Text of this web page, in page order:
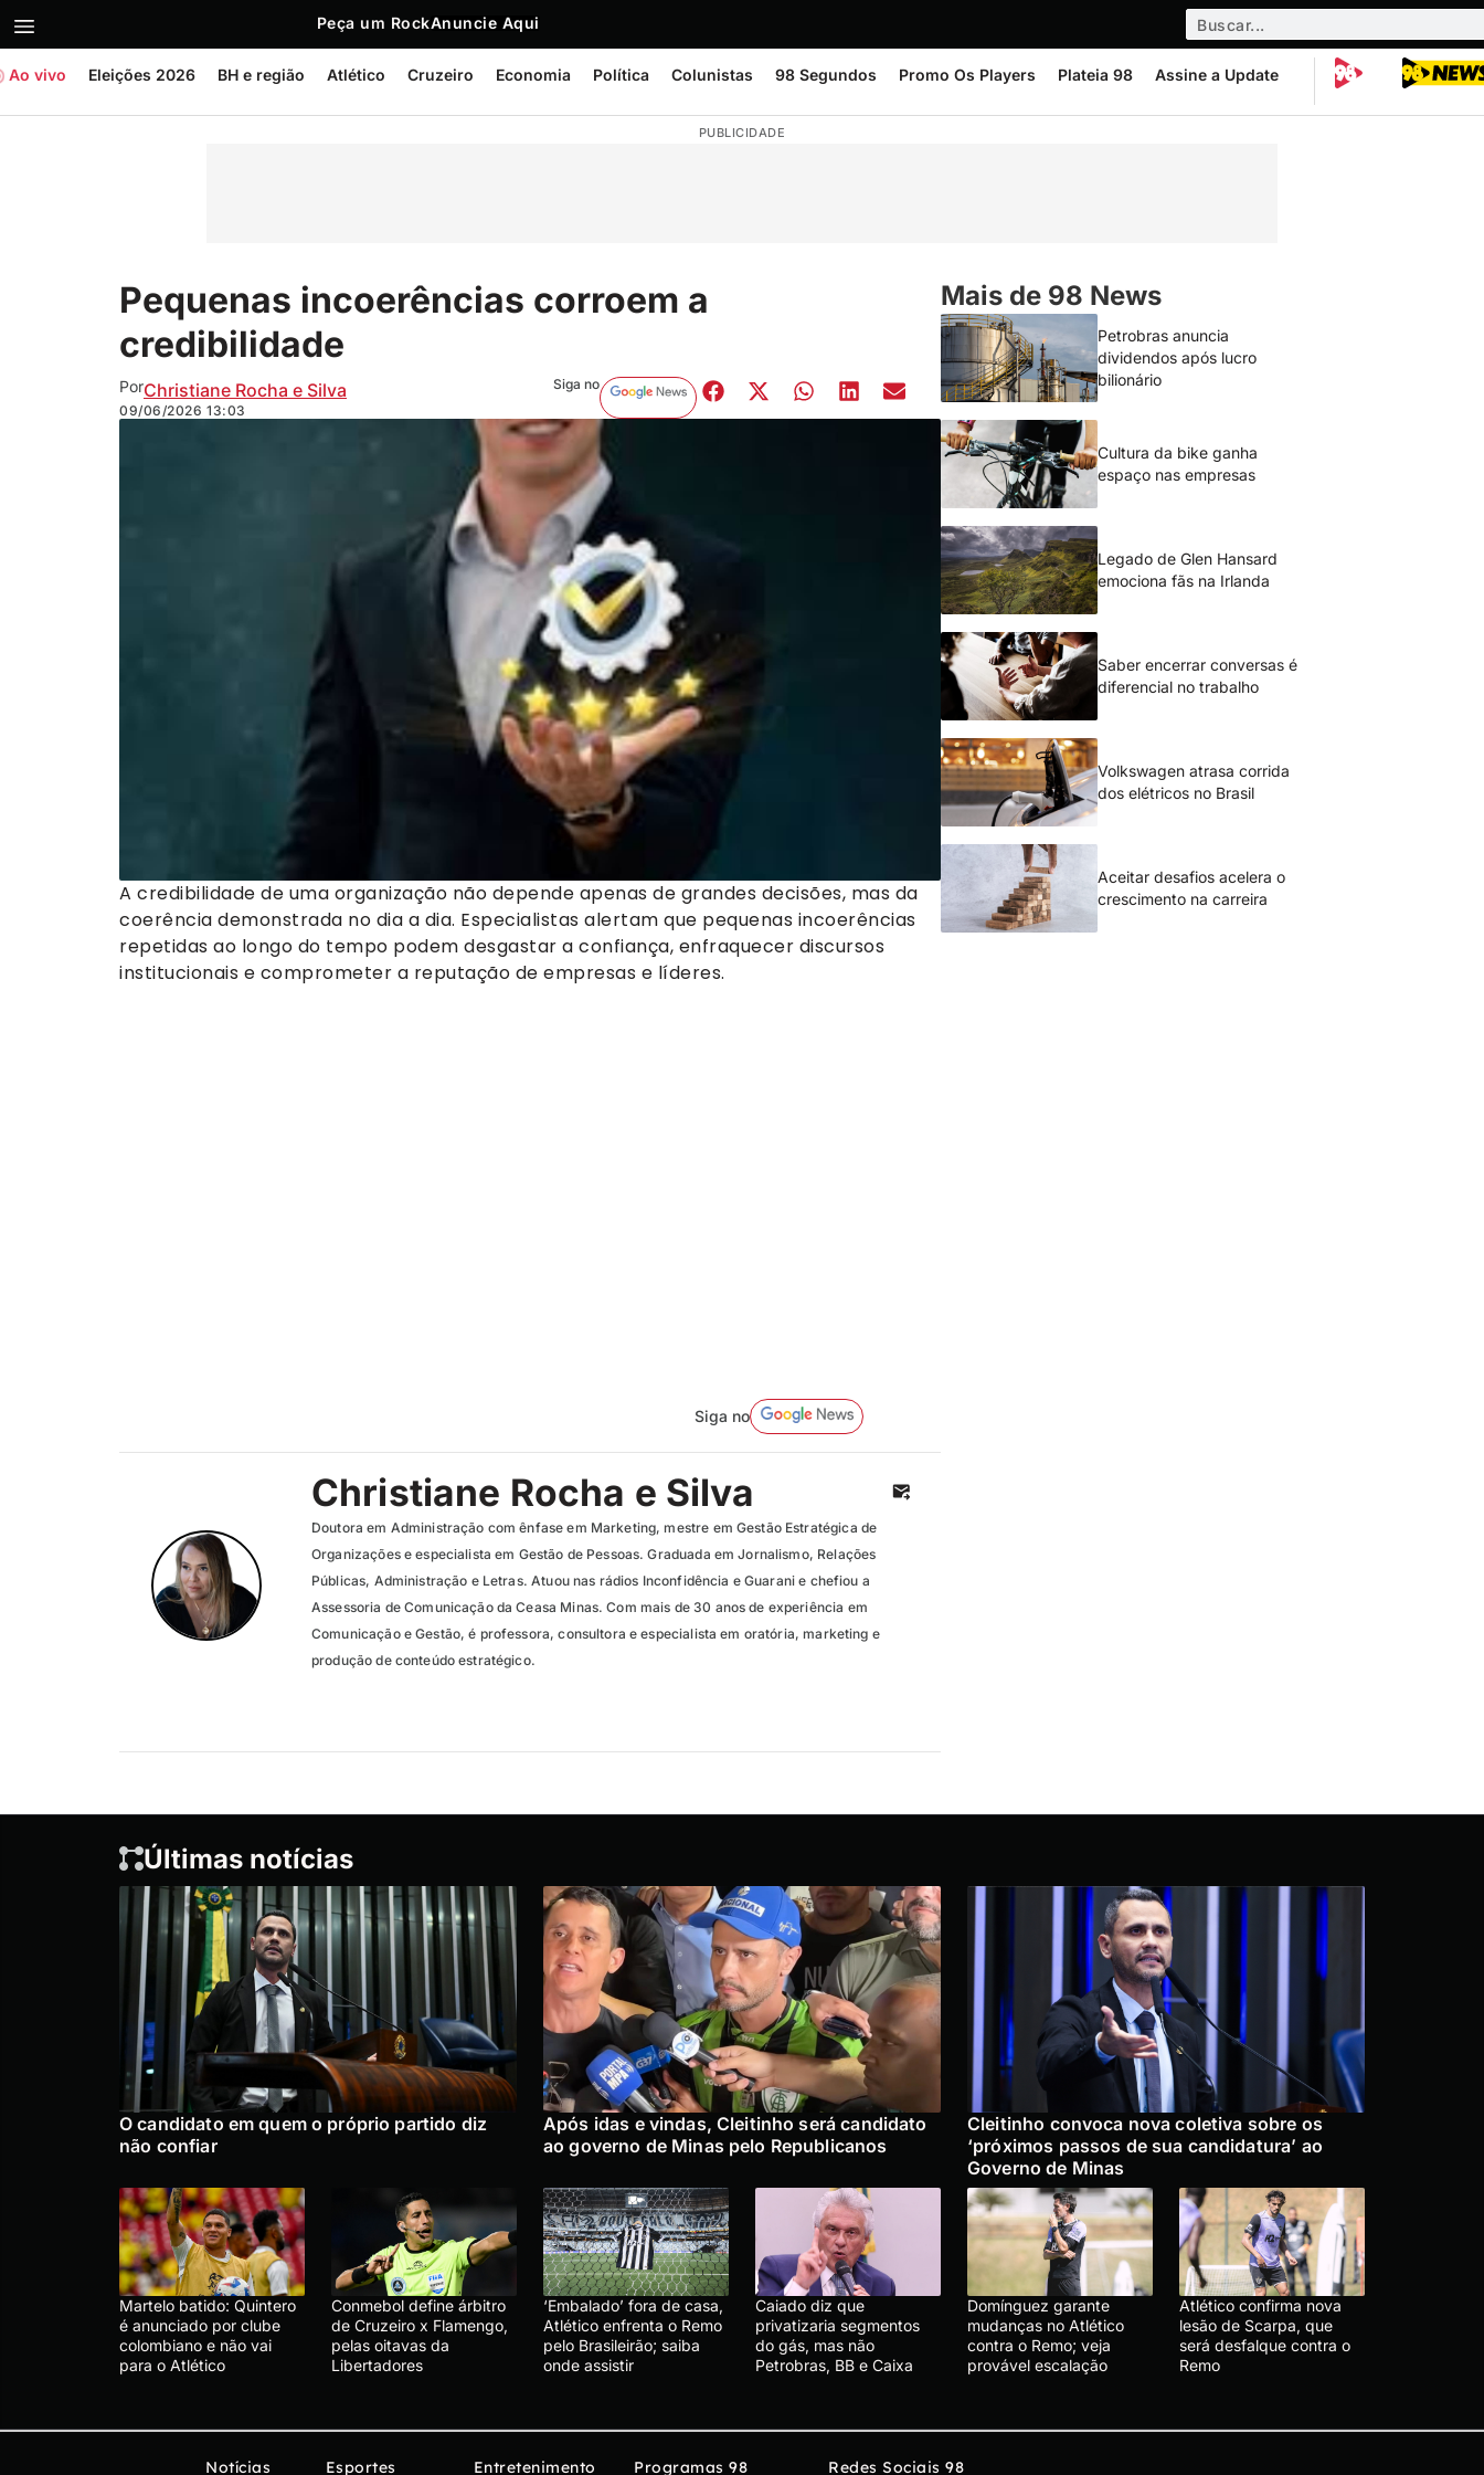
Peça um RockAnuncie Aqui
Ao vivo Eleições 2026 BH e região Atlético Cruzeiro Economia Política Colunistas 98 Segundos Promo Os Players Plateia 98 Assine a Update
PUBLICIDADE
Pequenas incoerências corroem a
credibilidade
PorChristiane Rocha e Silva
09/06/2026 13:03
Siga no
A credibilidade de uma organização não depende apenas de grandes decisões, mas da
coerência demonstrada no dia a dia. Especialistas alertam que pequenas incoerências
repetidas ao longo do tempo podem desgastar a confiança, enfraquecer discursos
institucionais e comprometer a reputação de empresas e líderes.
Siga no
Christiane Rocha e Silva
Doutora em Administração com ênfase em Marketing, mestre em Gestão Estratégica de
Organizações e especialista em Gestão de Pessoas. Graduada em Jornalismo, Relações
Públicas, Administração e Letras. Atuou nas rádios Inconfidência e Guarani e chefiou a
Assessoria de Comunicação da Ceasa Minas. Com mais de 30 anos de experiência em
Comunicação e Gestão, é professora, consultora e especialista em oratória, marketing e
produção de conteúdo estratégico.
Mais de 98 News
Petrobras anuncia
dividendos após lucro
bilionário
Cultura da bike ganha
espaço nas empresas
Legado de Glen Hansard
emociona fãs na Irlanda
Saber encerrar conversas é
diferencial no trabalho
Volkswagen atrasa corrida
dos elétricos no Brasil
Aceitar desafios acelera o
crescimento na carreira
Últimas notícias
O candidato em quem o próprio partido diz
não confiar
Após idas e vindas, Cleitinho será candidato
ao governo de Minas pelo Republicanos
Cleitinho convoca nova coletiva sobre os
‘próximos passos de sua candidatura’ ao
Governo de Minas
Martelo batido: Quintero
é anunciado por clube
colombiano e não vai
para o Atlético
Conmebol define árbitro
de Cruzeiro x Flamengo,
pelas oitavas da
Libertadores
‘Embalado’ fora de casa,
Atlético enfrenta o Remo
pelo Brasileirão; saiba
onde assistir
Caiado diz que
privatizaria segmentos
do gás, mas não
Petrobras, BB e Caixa
Domínguez garante
mudanças no Atlético
contra o Remo; veja
provável escalação
Atlético confirma nova
lesão de Scarpa, que
será desfalque contra o
Remo
Notícias
Esportes
Entretenimento
Programas 98
Redes Sociais 98